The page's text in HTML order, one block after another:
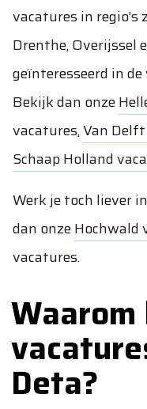
vacatures in regio’s
Drenthe, Overijssel
geïnteresseerd in
Bekijk dan onze
vacatures,Van
Schaap Holland
Werk je toch liever
dan onzeHochwald
vacatures.
Deta?